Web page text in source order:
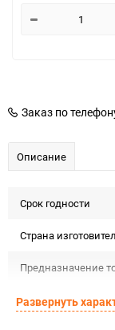
Заказ по
Описание
Срок годности
Страна
Предназначение
Сертификация
Развернуть